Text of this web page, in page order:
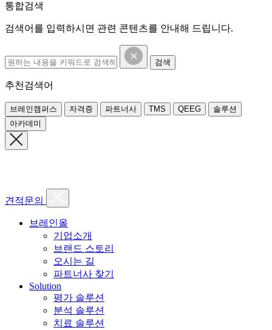
통합검색
검색어를 입력하시면 관련 콘텐츠를 안내해 드립니다.
검색
추천검색어
브레인캠퍼스 자격증 파트너사 TMS QEEG
솔루션
아카데미
견적문의
브레인올
기업소개
브랜드 스토리
오시는 길
파트너사 찾기
Solution
평가 솔루션
분석 솔루션
치료 솔루션